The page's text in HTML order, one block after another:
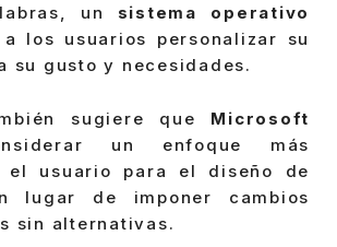
un sistema operativo
los usuarios personalizar su
su gusto y necesidades.
sugiere que Microsoft
un enfoque más
el usuario para el diseño de
lugar de imponer cambios
sin alternativas.